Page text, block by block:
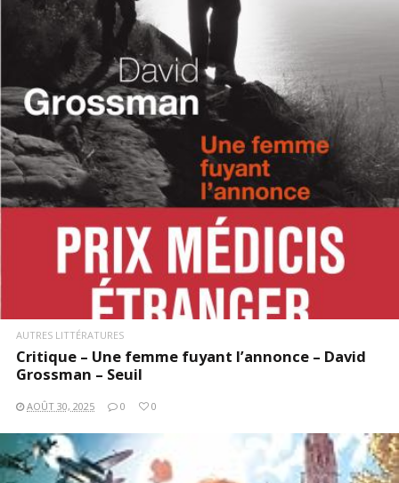
LIRE LA SUITE
AUTRES LITTÉRATURES
Critique – Une femme fuyant l’annonce – David
Grossman – Seuil
AOÛT 30, 2025 0 0